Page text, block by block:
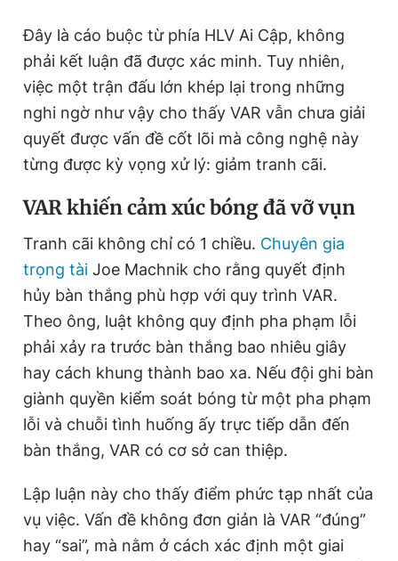
Đây là cáo buộc từ phía HLV Ai Cập, không
phải kết luận đã được xác minh. Tuy nhiên,
việc một trận đấu lớn khép lại trong những
nghi ngờ như vậy cho thấy VAR vẫn chưa giải
quyết được vấn đề cốt lõi mà công nghệ này
từng được kỳ vọng xử lý: giảm tranh cãi.
VAR khiến cảm xúc bóng đã vỡ vụn
Tranh cãi không chỉ có 1 chiều. Chuyên gia
trọng tài Joe Machnik cho rằng quyết định
hủy bàn thắng phù hợp với quy trình VAR.
Theo ông, luật không quy định pha phạm lỗi
phải xảy ra trước bàn thắng bao nhiêu giây
hay cách khung thành bao xa. Nếu đội ghi bàn
giành quyền kiểm soát bóng từ một pha phạm
lỗi và chuỗi tình huống ấy trực tiếp dẫn đến
bàn thắng, VAR có cơ sở can thiệp.
Lập luận này cho thấy điểm phức tạp nhất của
vụ việc. Vấn đề không đơn giản là VAR “đúng”
hay “sai”, mà nằm ở cách xác định một giai